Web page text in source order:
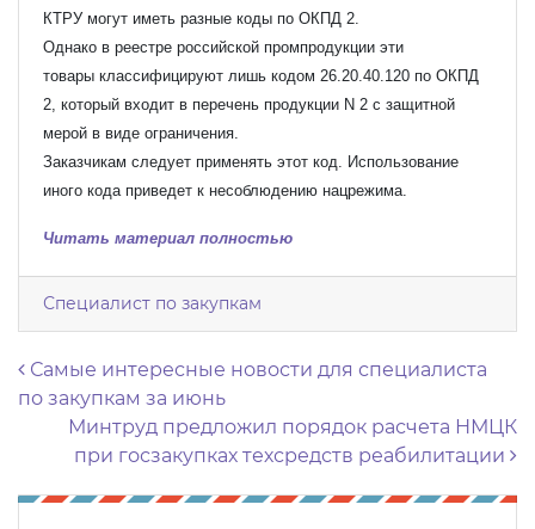
КТРУ могут иметь разные коды по ОКПД 2.
Однако в реестре российской промпродукции эти
товары классифицируют лишь кодом 26.20.40.120 по ОКПД
2, который входит в перечень продукции N 2 с защитной
мерой в виде ограничения.
Заказчикам следует применять этот код. Использование
иного кода приведет к несоблюдению нацрежима.
Читать материал полностью
Специалист по закупкам
Навигация по записям
Самые интересные новости для специалиста
по закупкам за июнь
Минтруд предложил порядок расчета НМЦК
при госзакупках техсредств реабилитации